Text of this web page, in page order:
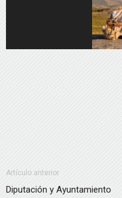
Artículo anterior
Diputación y Ayuntamiento